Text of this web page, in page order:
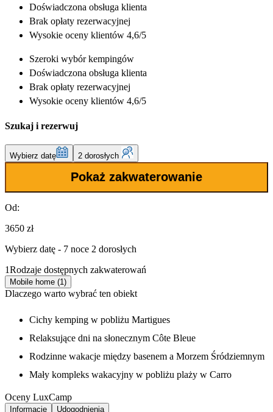
Doświadczona obsługa klienta
Brak opłaty rezerwacyjnej
Wysokie oceny klientów 4,6/5
Szeroki wybórkempingów
Doświadczona obsługa klienta
Brak opłaty rezerwacyjnej
Wysokie oceny klientów 4,6/5
Szukaj i rezerwuj
Wybierz datę 2 dorosłych
Pokaż zakwaterowanie
Od:
3650 zł
Wybierz datę - 7 noce 2 dorosłych
1Rodzaje dostępnych zakwaterowań
Mobile home (1)
Dlaczego warto wybrać ten obiekt
Cichy kemping w pobliżu Martigues
Relaksujące dni na słonecznym Côte Bleue
Rodzinne wakacje między basenem a Morzem Śródziemnym
Mały kompleks wakacyjny w pobliżu plaży w Carro
Oceny LuxCamp
Informacje Udogodnienia